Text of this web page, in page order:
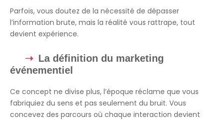
Parfois, vous doutez de la nécessité de dépasser
l’information brute, mais la réalité vous rattrape, tout
devient expérience.
La définition du marketing
événementiel
Ce concept ne divise plus, l’époque réclame que vous
fabriquiez du sens et pas seulement du bruit. Vous
concevez des parcours où chaque interaction devient